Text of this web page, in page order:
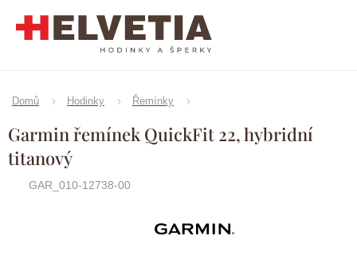
Domů Hodinky Řemínky
Garmin řemínek QuickFit 22, hybridní
titanový
GAR_010-12738-00
Značka:Garmin